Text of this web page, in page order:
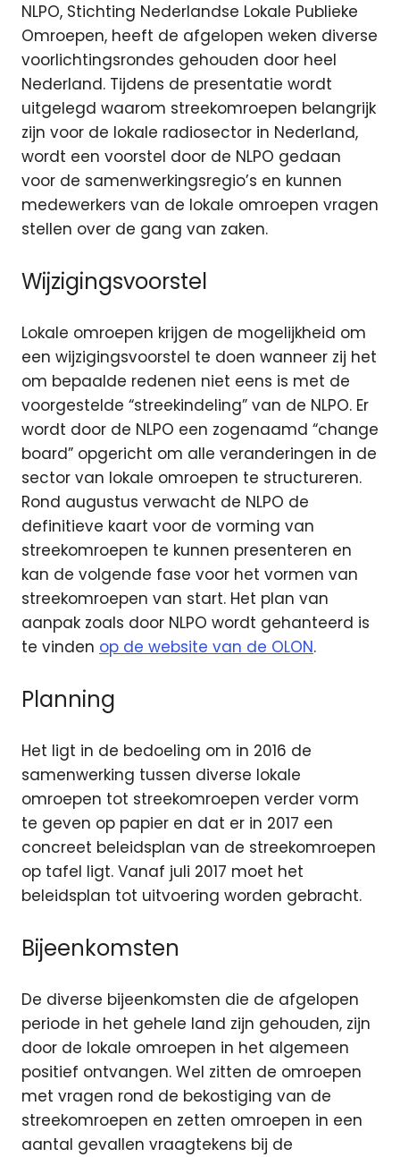
NLPO, Stichting Nederlandse Lokale Publieke
Omroepen, heeft de afgelopen weken diverse
voorlichtingsrondes gehouden door heel
Nederland. Tijdens de presentatie wordt
uitgelegd waarom streekomroepen belangrijk
zijn voor de lokale radiosector in Nederland,
wordt een voorstel door de NLPO gedaan
voor de samenwerkingsregio’s en kunnen
medewerkers van de lokale omroepen vragen
stellen over de gang van zaken.
Wijzigingsvoorstel
Lokale omroepen krijgen de mogelijkheid om
een wijzigingsvoorstel te doen wanneer zij het
om bepaalde redenen niet eens is met de
voorgestelde “streekindeling” van de NLPO. Er
wordt door de NLPO een zogenaamd “change
board” opgericht om alle veranderingen in de
sector van lokale omroepen te structureren.
Rond augustus verwacht de NLPO de
definitieve kaart voor de vorming van
streekomroepen te kunnen presenteren en
kan de volgende fase voor het vormen van
streekomroepen van start. Het plan van
aanpak zoals door NLPO wordt gehanteerd is
te vinden op de website van de OLON.
Planning
Het ligt in de bedoeling om in 2016 de
samenwerking tussen diverse lokale
omroepen tot streekomroepen verder vorm
te geven op papier en dat er in 2017 een
concreet beleidsplan van de streekomroepen
op tafel ligt. Vanaf juli 2017 moet het
beleidsplan tot uitvoering worden gebracht.
Bijeenkomsten
De diverse bijeenkomsten die de afgelopen
periode in het gehele land zijn gehouden, zijn
door de lokale omroepen in het algemeen
positief ontvangen. Wel zitten de omroepen
met vragen rond de bekostiging van de
streekomroepen en zetten omroepen in een
aantal gevallen vraagtekens bij de